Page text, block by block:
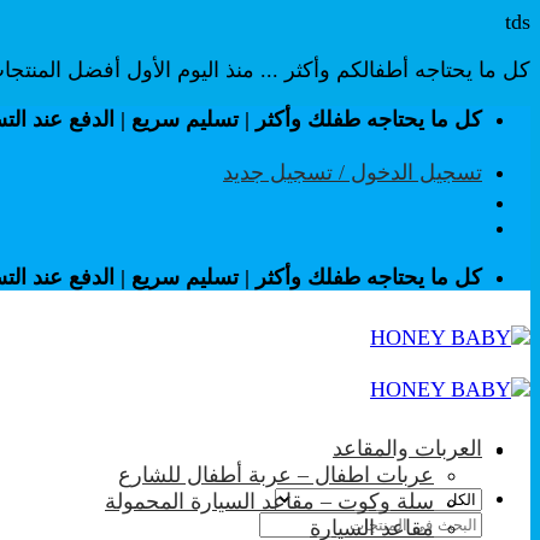
tds
كل ما يحتاجه أطفالكم وأكثر ... منذ اليوم الأول أفضل
تخطيكل ما يحتاجه طفلك وأكثر | تسليم سريع | الدفع عند
تسجيل الدخول / تسجيل جديد
كل ما يحتاجه طفلك وأكثر | تسليم سريع | الدفع عند
البحث
العربات والمقاعد
عربات اطفال – عربة أطفال للشارع
سلة وكوت – مقاعد السيارة المحمولة
مقاعد السيارة